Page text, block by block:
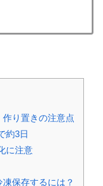
り置きの注意点
約3日
に注意
保存するには？